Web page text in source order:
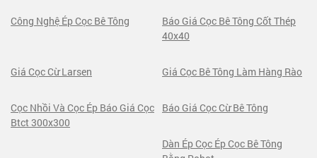
Công Nghệ Ép Cọc Bê Tông
Báo Giá Cọc Bê Tông Cốt Thép
40x40
Giá Cọc Cừ Larsen Giá Cọc Bê Tông Làm Hàng Rào
Cọc Nhồi Và Cọc Ép Báo Giá Cọc
Btct 300x300
Báo Giá Cọc Cừ Bê Tông
Dàn Ép Cọc Ép Cọc Bê Tông